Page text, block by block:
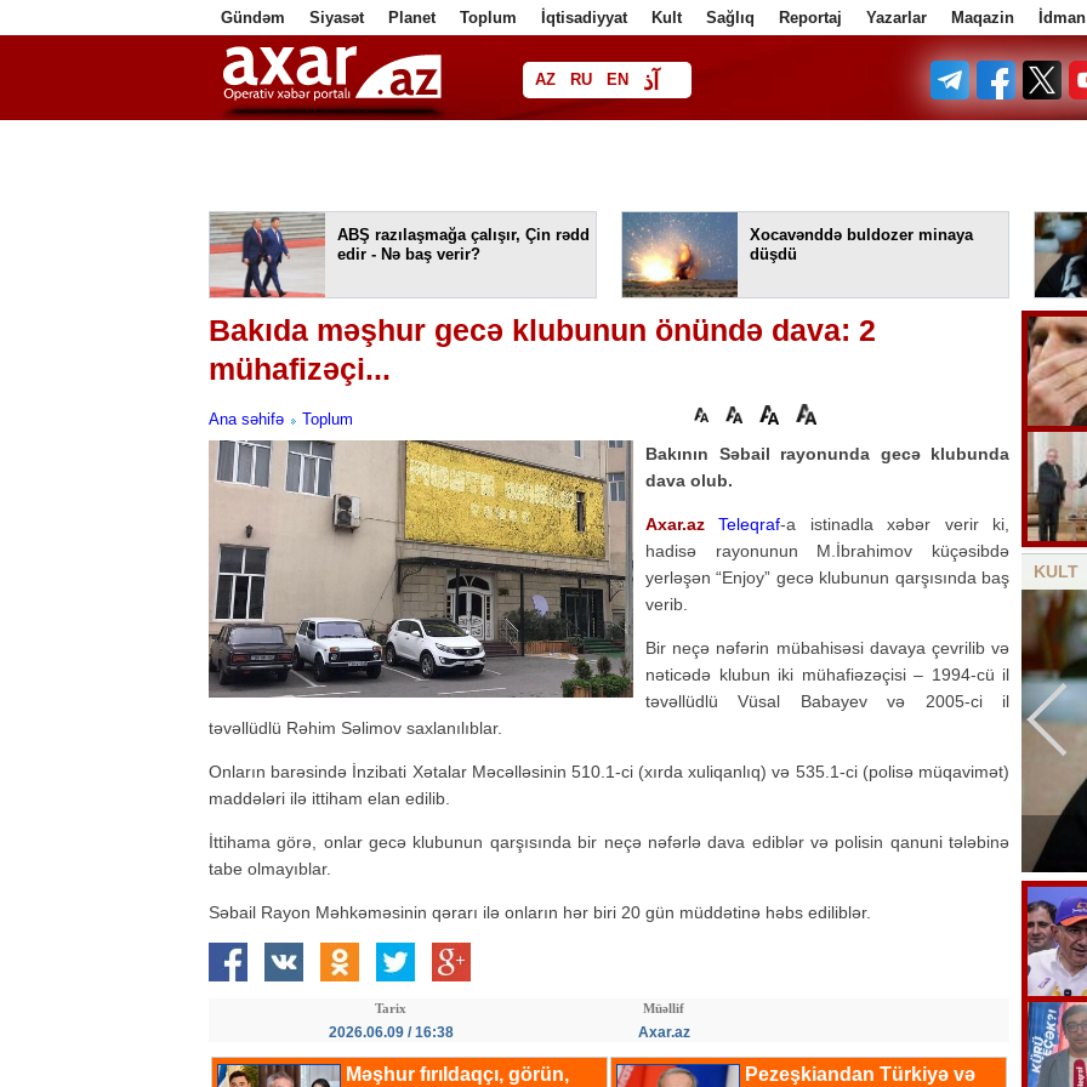
Gündəm Siyasət Planet Toplum İqtisadiyyat Kult Sağlıq Reportaj Yazarlar Maqazin İdman
AZ RU EN آذ
فا
ABŞ razılaşmağa çalışır, Çin rədd
edir - Nə baş verir?
Xocavənddə buldozer minaya
düşdü
Bakıda məşhur gecə klubunun önündə dava: 2
mühafizəçi...
Ana səhifə Toplum
Bakının Səbail rayonunda gecə klubunda
dava olub.
Axar.az Teleqraf-a istinadla xəbər verir ki,
hadisə rayonunun M.İbrahimov küçəsibdə
yerləşən “Enjoy” gecə klubunun qarşısında baş
verib.
Bir neçə nəfərin mübahisəsi davaya çevrilib və
nəticədə klubun iki mühafiəzəçisi – 1994-cü il
təvəllüdlü Vüsal Babayev və 2005-ci il
təvəllüdlü Rəhim Səlimov saxlanılıblar.
Onların barəsində İnzibati Xətalar Məcəlləsinin 510.1-ci (xırda xuliqanlıq) və 535.1-ci (polisə müqavimət)
maddələri ilə ittiham elan edilib.
İttihama görə, onlar gecə klubunun qarşısında bir neçə nəfərlə dava ediblər və polisin qanuni tələbinə
tabe olmayıblar.
Səbail Rayon Məhkəməsinin qərarı ilə onların hər biri 20 gün müddətinə həbs ediliblər.
Tarix
2026.06.09 / 16:38
Müəllif
Axar.az
KULT
günüdür